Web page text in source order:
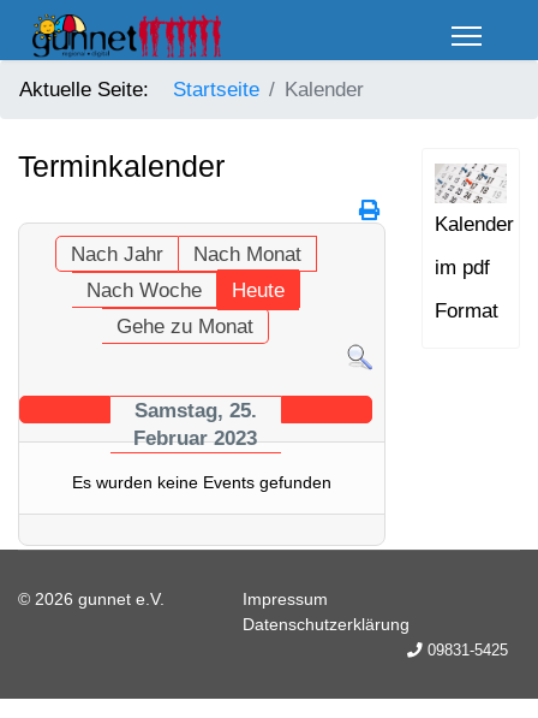
Aktuelle Seite: Startseite Kalender
Terminkalender
Nach Jahr
Nach Monat
Nach Woche
Heute
Gehe zu Monat
Samstag, 25.
Februar 2023
Es wurden keine Events gefunden
Kalender
im pdf
Format
© 2026 gunnet e.V.
Impressum
Datenschutzerklärung
09831-5425